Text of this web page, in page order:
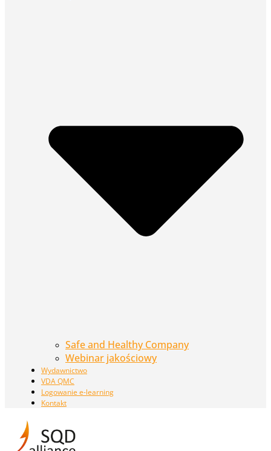
Safe and Healthy Company
Webinar jakościowy
Wydawnictwo
VDA QMC
Logowanie e-learning
Kontakt